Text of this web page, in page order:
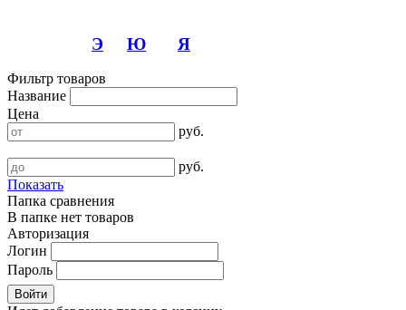
Э Ю Я
Фильтр товаров
Название
Цена
руб.
руб.
Показать
Папка сравнения
В папке нет товаров
Авторизация
Логин
Пароль
Войти